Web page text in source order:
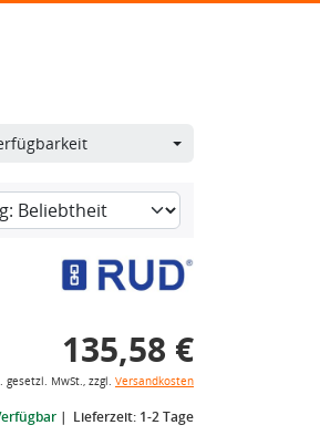
135,58 €
gesetzl. MwSt., zzgl. Versandkosten
Lieferzeit: 1-2 Tage